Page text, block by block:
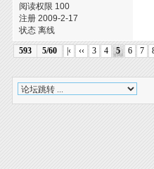
阅读权限 100
注册 2009-2-17
状态 离线
593 5/60 |‹ ‹‹ 3 4 5 6 7